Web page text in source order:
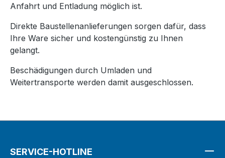
Anfahrt und Entladung möglich ist.
Direkte Baustellenanlieferungen sorgen dafür, dass
Ihre Ware sicher und kostengünstig zu Ihnen
gelangt.
Beschädigungen durch Umladen und
Weitertransporte werden damit ausgeschlossen.
SERVICE-HOTLINE